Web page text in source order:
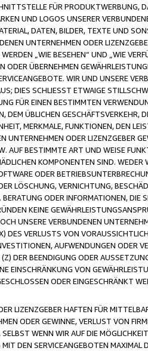
FÜR
UND LOGOS UNSERER
DATEN, BILDER, TEXTE UND
UNTERNEHMEN ODER
WERDEN „WIE BESEHEN“ UND „WIE
ÜBERNEHMEN
WIR UND UNSERE
DIES SCHLIESST ETWAIGE
FÜR EINEN BESTIMMTEN
ÜBLICHEN GESCHÄFTSVERKEHR,
MERKMALE, FUNKTIONEN, DEN
UNTERNEHMEN ODER LIZENZGEBER
AUF BESTIMMTE ART UND WEISE
KOMPONENTEN SIND.
ODER
LÖSCHUNG, VERNICHTUNG,
ODER INFORMATIONEN, DIE
KEINE
UNSERE VERBUNDENEN
DES VERLUSTS VON
AUFWENDUNGEN ODER
DER BEENDIGUNG ODER
EINSCHRÄNKUNG VON
ODER EINGESCHRÄNKT
LIZENZGEBER HAFTEN FÜR
ODER GEWINNE, VERLUST VON
WENN WIR AUF DIE
DEN SERVICEANGEBOTEN MAXIMAL